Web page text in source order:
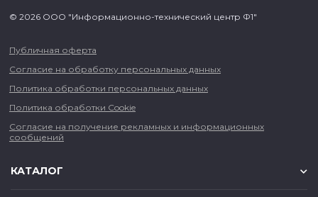
© 2026 ООО "Информационно-технический центр Ф1"
Публичная оферта
Согласие на обработку персональных данных
Политика обработки персональных данных
Политика обработки Cookie
Согласие на получение рекламных и информационных
сообщений
КАТАЛОГ